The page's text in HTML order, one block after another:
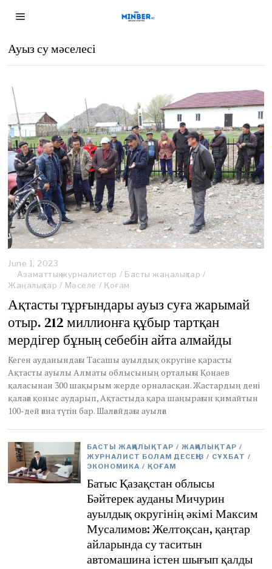
Ауыз су мәселесі
June 1, 2023
a
y
1
,
2
0
3
Азаматтық журналистер / Басты жаңалықтар /
Жаңалықтар / Мәселе / Қоғам
Ақтасты тұрғындары ауыз суға жарымай
отыр. 212 миллионға құбыр тартқан
мердігер бұның себебін айта алмайды
Кеген ауданындағы Тасашы ауылдық округіне қарасты
Ақтасты ауылы Алматы облысының орталығы Қонаев
қаласынан 300 шақырым жерде орналасқан. Жастардың дені
қалаға қоныс аударып, Ақтастыда қара шаңырағын қимайтын
100-дей ғана түтін бар. Шалғайдағы ауылға
БАСТЫ ЖАҢАЛЫҚТАР / ЖАҢАЛЫҚТАР /
ЖУРНАЛИСТ БОЛАМ ДЕСЕҢІЗ / СҰХБАТ /
ЭКОНОМИКА / ҚОҒАМ
Батыс Қазақстан облысы
Бәйтерек ауданы Мичурин
ауылдық округінің әкімі Максим
Мусалимов: Желтоқсан, қаңтар
айларында су таситын
автомашина істен шығып қалды